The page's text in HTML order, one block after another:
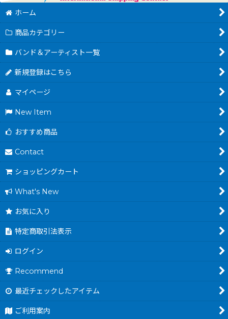
ホーム
商品カテゴリー
バンド＆アーティスト一覧
新規登録はこちら
マイページ
New Item
おすすめ商品
Contact
ショッピングカート
What's New
お気に入り
特定商取引法表示
ログイン
Recommend
最近チェックしたアイテム
ご利用案内